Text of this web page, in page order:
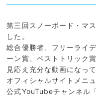
第三回スノーボード・マ
した。
総合優勝者、フリーライ
ーン賞、ベストトリック賞
見応え充分な動画になって
オフィシャルサイトメニ
公式YouTubeチャンネル